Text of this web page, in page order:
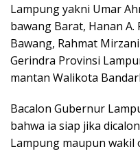
Lampung yakni Umar
bawang Barat, Hanan
Bawang, Rahmat
Gerindra Provinsi
mantan Walikota
Bacalon Gubernur
bahwa ia siap jika
Lampung maupun wakil